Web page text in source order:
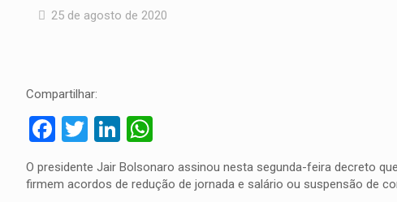
25 de agosto de 2020
Compartilhar:
Facebook
TwitterLinkedIn
WhatsApp
O presidente Jair Bolsonaro assinou nesta segunda-feira decreto
firmem acordos de redução de jornada e salário ou suspensão de